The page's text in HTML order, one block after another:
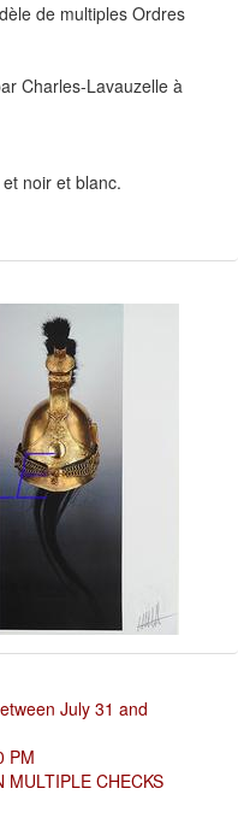
de multiples Ordres
Charles-Lavauzelle à
noir et blanc.
July 31 and
PM
MULTIPLE CHECKS